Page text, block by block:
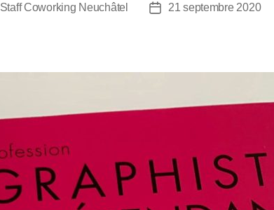
Staff Coworking Neuchâtel
Date21 septembre 2020